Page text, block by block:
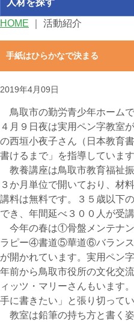
人材を探す
HOME 活動紹介
手紙はひらかなで決
2019年4月09日
鳥取市の勤労青少年ホーム
４月９日夜は実用ペン字教室
の西垣小夜子さん（日本教育
書けるまで」を指導しています
教養講座は鳥取市教育福祉
３か月単位で開いており、材
講料は無料です。３５歳以下
でき、年間延べ３００人が受
今年の春は①骨盤メンテナ
ラピー④書道⑤華道⑥バラン
が開かれています。実用ペン
年前から鳥取市役所の文化交
ィッツ・マリーさんもいます
手に書きたい」と張り切ってい
教室は鉛筆の持ち方と書く